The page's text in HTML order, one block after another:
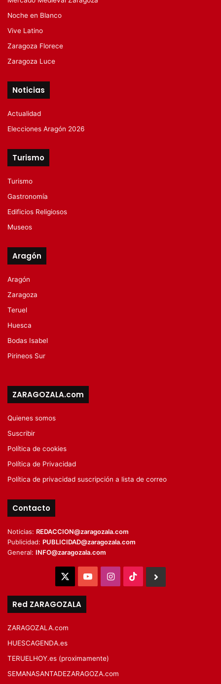
Noche en Blanco
Vive Latino
Zaragoza Florece
Zaragoza Luce
Noticias
Actualidad
Elecciones Aragón 2026
Turismo
Turismo
Gastronomía
Edificios Religiosos
Museos
Aragón
Aragón
Zaragoza
Teruel
Huesca
Bodas Isabel
Pirineos Sur
ZARAGOZALA.com
Quienes somos
Suscribir
Política de cookies
Política de Privacidad
Política de privacidad suscripción a lista de correo
Contacto
Noticias: REDACCION@zaragozala.com
Publicidad: PUBLICIDAD@zaragozala.com
General: INFO@zaragozala.com
YouTubeInstagram
TikTok
Red ZARAGOZALA
ZARAGOZALA.com
HUESCAGENDA.es
TERUELHOY.es (proximamente)
SEMANASANTADEZARAGOZA.com